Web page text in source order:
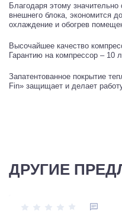
Благодаря этому
внешнего блока, экономится
охлаждение и обогрев
Высочайшее качество
Гарантию на компрессор – 10
Запатентованное покрытие
Fin» защищает и делает
ДРУГИЕ